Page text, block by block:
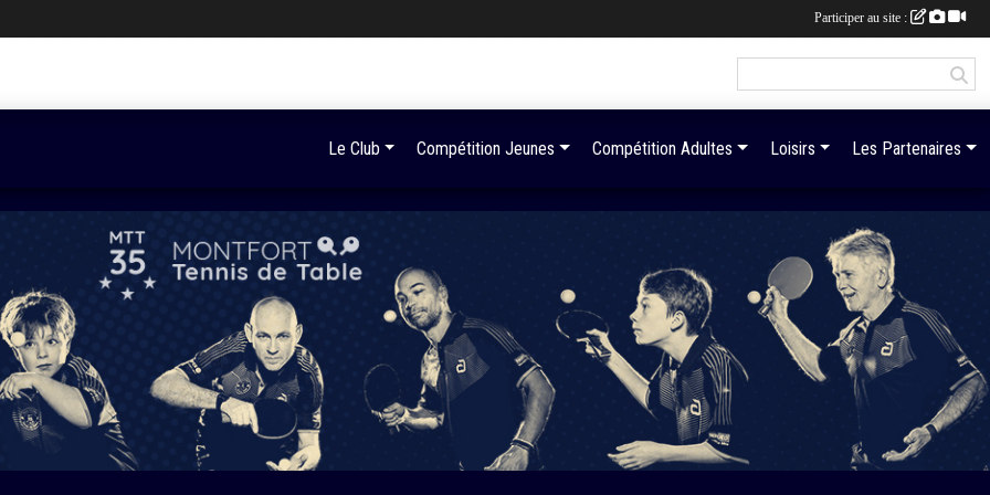
Le Club Compétition Jeunes Compétition Adultes Loisirs Les Partenaires
Participer au site :